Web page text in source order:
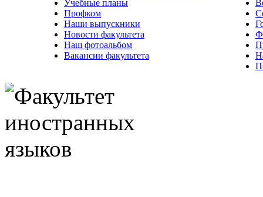
Учебные планы
Профком
Наши выпускники
Новости факультета
Наш фотоальбом
Вакансии факультета